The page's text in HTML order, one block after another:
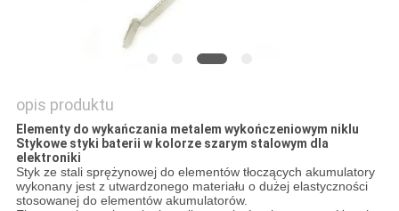
opis produktu
Elementy do wykańczania metalem wykończeniowym niklu
Stykowe styki baterii w kolorze szarym stalowym dla
elektroniki
Styk ze stali sprężynowej do elementów tłoczących akumulatory
wykonany jest z utwardzonego materiału o dużej elastyczności
stosowanej do elementów akumulatorów.